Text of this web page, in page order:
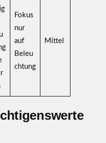
Fokus
nur
auf
Beleu
chtung
Mittel